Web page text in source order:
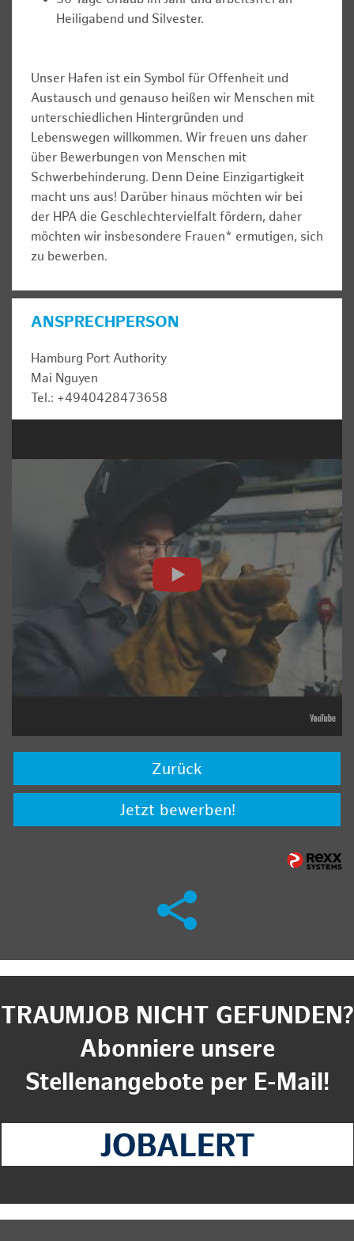
Heiligabend und Silvester.
Unser Hafen ist ein Symbol für Offenheit und
Austausch und genauso heißen wir Menschen mit
unterschiedlichen Hintergründen und
Lebenswegen willkommen. Wir freuen uns daher
über Bewerbungen von Menschen mit
Schwerbehinderung. Denn Deine Einzigartigkeit
macht uns aus! Darüber hinaus möchten wir bei
der HPA die Geschlechtervielfalt fördern, daher
möchten wir insbesondere Frauen* ermutigen, sich
zu bewerben.
ANSPRECHPERSON
Hamburg Port Authority
Mai Nguyen
Tel.: +4940428473658
Zurück
Jetzt bewerben!
TRAUMJOB NICHT GEFUNDEN?
Abonniere unsere
Stellenangebote per E-Mail!